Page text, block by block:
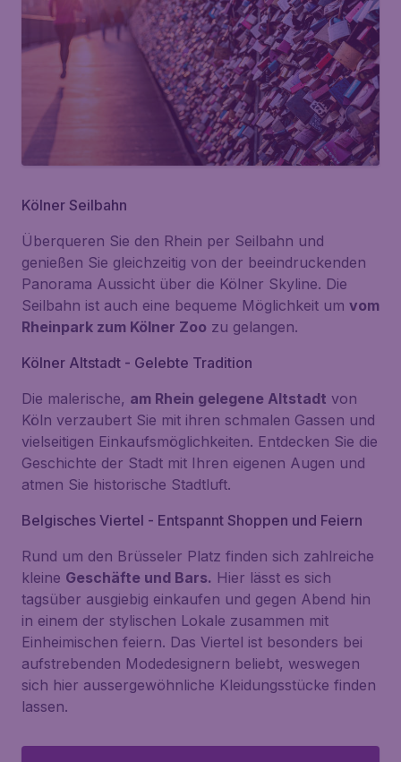
Kölner Seilbahn
Überqueren Sie den Rhein per Seilbahn und
genießen Sie gleichzeitig von der beeindruckenden
Panorama Aussicht über die Kölner Skyline. Die
Seilbahn ist auch eine bequeme Möglichkeit um vom
Rheinpark zum Kölner Zoo zu gelangen.
Kölner Altstadt - Gelebte Tradition
Die malerische, am Rhein gelegene Altstadt von
Köln verzaubert Sie mit ihren schmalen Gassen und
vielseitigen Einkaufsmöglichkeiten. Entdecken Sie die
Geschichte der Stadt mit Ihren eigenen Augen und
atmen Sie historische Stadtluft.
Belgisches Viertel - Entspannt Shoppen und Feiern
Rund um den Brüsseler Platz finden sich zahlreiche
kleine Geschäfte und Bars. Hier lässt es sich
tagsüber ausgiebig einkaufen und gegen Abend hin
in einem der stylischen Lokale zusammen mit
Einheimischen feiern. Das Viertel ist besonders bei
aufstrebenden Modedesignern beliebt, weswegen
sich hier aussergewöhnliche Kleidungsstücke finden
lassen.